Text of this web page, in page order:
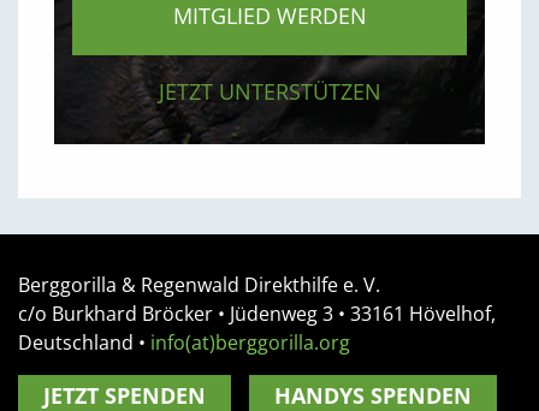
MITGLIED WERDEN
JETZT UNTERSTÜTZEN
Berggorilla & Regenwald Direkthilfe e. V.
c/o Burkhard Bröcker • Jüdenweg 3 • 33161 Hövelhof,
Deutschland • info(at)berggorilla.org
JETZT SPENDEN HANDYS SPENDEN